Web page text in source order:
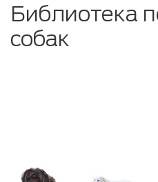
Библиотека
собак